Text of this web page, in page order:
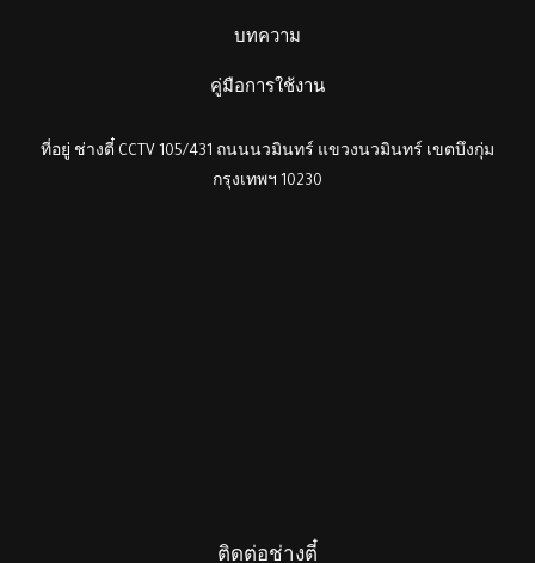
บทความ
คู่มือการใช้งาน
ที่อยู่ ช่างตี๋ CCTV 105/431 ถนนนวมินทร์ แขวงนวมินทร์ เขตบึงกุ่ม
กรุงเทพฯ 10230
ติดต่อช่างตี๋